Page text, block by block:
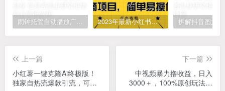
闹钟托管自动播放广告，单机5-10，无需人工操作 2023年最新小红书成人电商项目，简单易操作【详细教程】
上一篇
小红薯一键克隆Ai终极版！
独家自热流爆款引流，可矩
下一篇
中视频暴力撸收益，日入
3000＋，100%原创玩法，